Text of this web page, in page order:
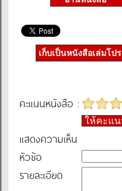
เก็บเป็นหนังสือเล่มโป
คะแนนหนังสือ :
ให้คะแ
แสดงความเห็น
หัวข้อ
รายละเอียด